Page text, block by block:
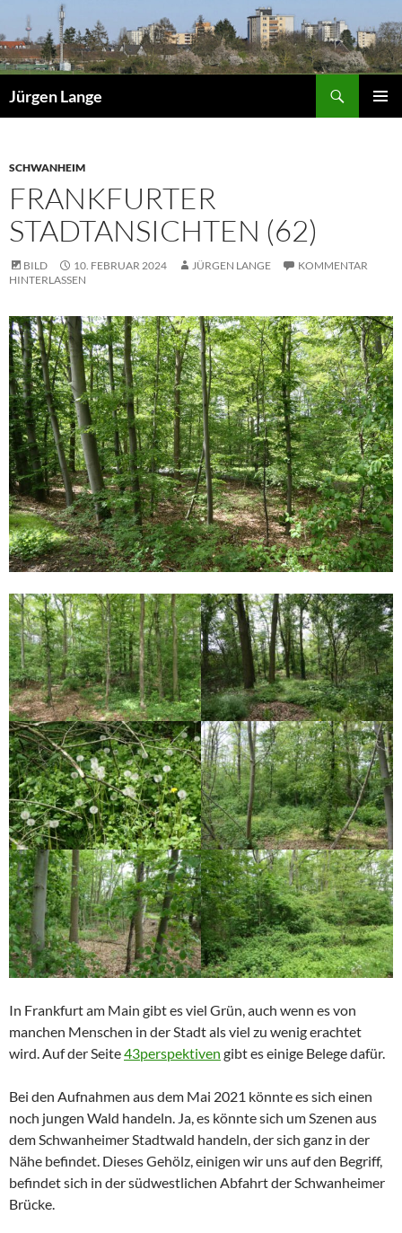
Inhalt
springen
Jürgen Lange
SCHWANHEIM
FRANKFURTER
STADTANSICHTEN (62)
BILD 10. FEBRUAR 2024 JÜRGEN LANGE
KOMMENTAR
HINTERLASSEN
In Frankfurt am Main gibt es viel Grün, auch wenn es von
manchen Menschen in der Stadt als viel zu wenig erachtet
wird. Auf der Seite43perspektiven gibt es einige Belege dafür.
Bei den Aufnahmen aus dem Mai 2021 könnte es sich einen
noch jungen Wald handeln. Ja, es könnte sich um Szenen aus
dem Schwanheimer Stadtwald handeln, der sich ganz in der
Nähe befindet. Dieses Gehölz, einigen wir uns auf den Begriff,
befindet sich in der südwestlichen Abfahrt der Schwanheimer
Brücke.